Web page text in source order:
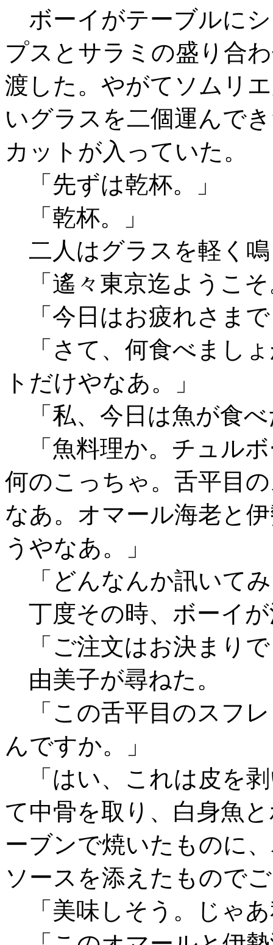
ボーイがテーブルに
プスとサラミの盛り合
渡した。やがてソムリ
いグラスを二個運んで
カットが入っていた。
「先ずは乾杯。」
「乾杯。」
二人はグラスを軽く
「遙々東京迄ようこそ
「今日はお疲れさま
「さて、何食べまし
トだけやなあ。」
「私、今日は魚が食べ
「魚料理か。チュル
何のこっちゃ。舌平目
なあ。オマール海老と
うやなあ。」
「どんなんか訊いて
丁度その時、ボーイ
「ご注文はお決まり
由美子が尋ねた。
「この舌平目のスフ
んですか。」
「はい、これは皮を
て中骨を取り、白身魚
ーブンで焼いたものに
ソースを添えたもので
「美味しそう。じゃ